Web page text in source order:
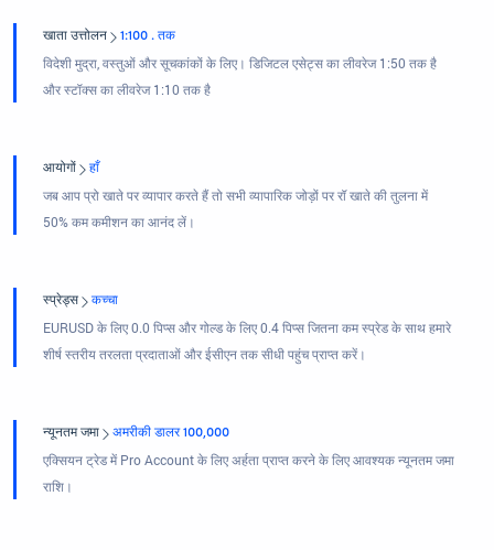
खाता उत्तोलन 1:100 . तक
विदेशी मुद्रा, वस्तुओं और सूचकांकों के लिए। डिजिटल एसेट्स का लीवरेज 1:50 तक है
और स्टॉक्स का लीवरेज 1:10 तक है
आयोगों हाँ
जब आप प्रो खाते पर व्यापार करते हैं तो सभी व्यापारिक जोड़ों पर रॉ खाते की तुलना में
50% कम कमीशन का आनंद लें।
स्प्रेड्स कच्चा
EURUSD के लिए 0.0 पिप्स और गोल्ड के लिए 0.4 पिप्स जितना कम स्प्रेड के साथ हमारे
शीर्ष स्तरीय तरलता प्रदाताओं और ईसीएन तक सीधी पहुंच प्राप्त करें।
न्यूनतम जमा अमरीकी डालर 100,000
एक्सियन ट्रेड में Pro Account के लिए अर्हता प्राप्त करने के लिए आवश्यक न्यूनतम जमा
राशि।